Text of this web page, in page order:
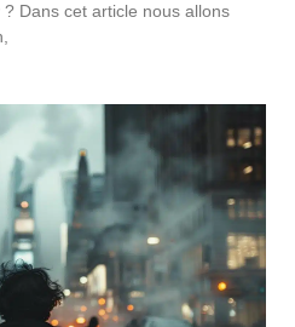
Dans cet article nous allons